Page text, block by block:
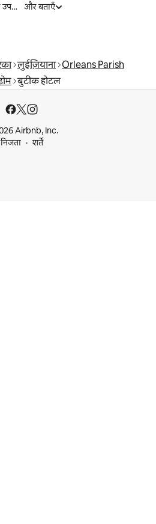
नाश्ते की सुविधा वाली किराये पर उपलब्ध लिस्टिंग
और बताएँ
लुईज़ियाना Orleans Parish
बुटीक होटल
Airbnb, Inc.
निजता
शर्तें